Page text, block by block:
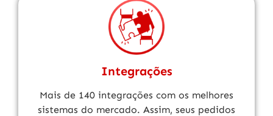
Integrações
Mais de 140 integrações com os melhores
sistemas do mercado. Assim, seus pedidos